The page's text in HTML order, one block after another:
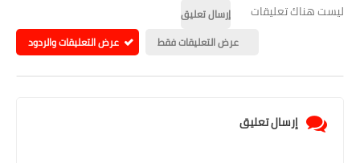
ليست هناك تعليقات
إرسال تعليق
عرض التعليقات فقط
عرض التعليقات والردود
إرسال تعليق